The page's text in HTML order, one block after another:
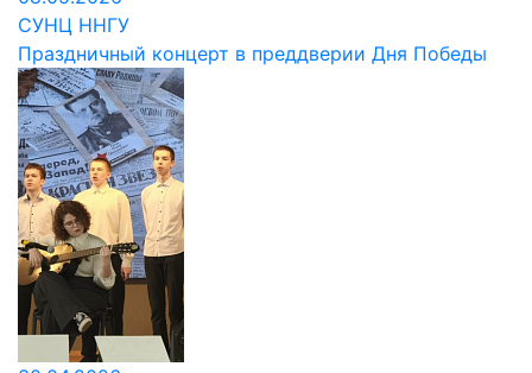
СУНЦ ННГУ
Праздничный концерт в преддверии Дня Победы